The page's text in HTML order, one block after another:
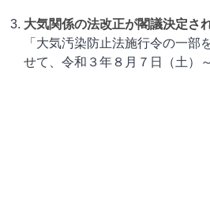
大気関係の法改正が閣議決定さ
「大気汚染防止法施行令の一
せて、令和３年８月７日（土）